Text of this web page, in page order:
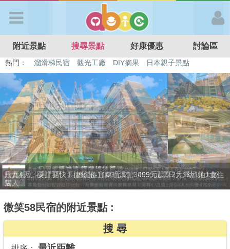
APP登入
首 頁
搜尋景點
好康優惠
最新消息
最新留言
附近景點 搜尋景點 好康優惠 討論區
熱門： 特色遊戲場 親子住房優惠 台北親子餐廳
溫泉泡湯SPA
溜滑梯民宿
觀光工廠 DIY摘果 日本親子景點
贈九族文化村門票2張(總價值1100元*2)！4099元享日月潭經典大飯
店...
微笑58民宿的附近景點 :
搜 尋